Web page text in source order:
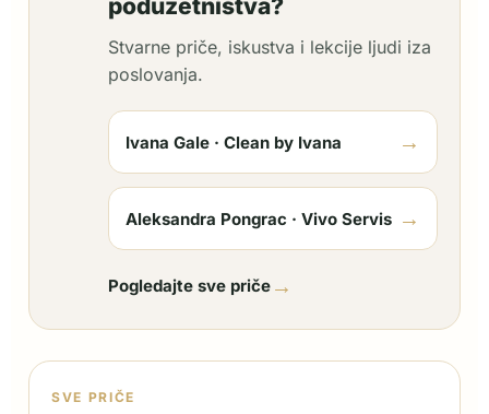
poduzetništva?
Stvarne priče, iskustva i lekcije ljudi iza
poslovanja.
Ivana Gale · Clean by Ivana →
Aleksandra Pongrac · Vivo Servis →
Pogledajte sve priče →
SVE PRIČE